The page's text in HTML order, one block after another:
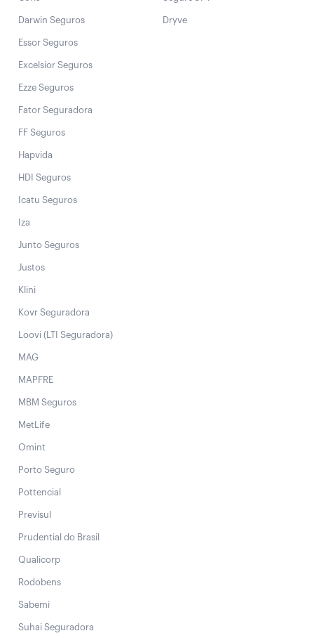
Darwin Seguros
Essor Seguros
Excelsior Seguros
Ezze Seguros
Fator Seguradora
FF Seguros
Hapvida
HDI Seguros
Icatu Seguros
Iza
Junto Seguros
Justos
Klini
Kovr Seguradora
Loovi (LTI Seguradora)
MAG
MAPFRE
MBM Seguros
MetLife
Omint
Porto Seguro
Pottencial
Previsul
Prudential do Brasil
Qualicorp
Rodobens
Sabemi
Suhai Seguradora
Dryve